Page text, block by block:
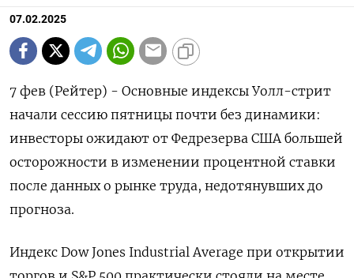
07.02.2025
7 фев (Рейтер) - Основные индексы Уолл-стрит
начали сессию пятницы почти без динамики:
инвесторы ожидают от Федрезерва США большей
осторожности в изменении процентной ставки
после данных о рынке труда, недотянувших до
прогноза.
Индекс Dow Jones Industrial Average при открытии